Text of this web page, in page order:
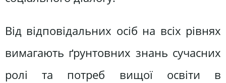
Від відповідальних осіб на всіх рівнях
вимагають ґрунтовних знань сучасних
ролі та потреб вищої освіти в